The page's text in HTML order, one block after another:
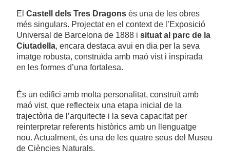
El Castell dels Tres Dragons és una de les obres
més singulars. Projectat en el context de l’Exposició
Universal de Barcelona de 1888 i situat al parc de la
Ciutadella, encara destaca avui en dia per la seva
imatge robusta, construïda amb maó vist i inspirada
en les formes d’una fortalesa.
És un edifici amb molta personalitat, construït amb
maó vist, que reflecteix una etapa inicial de la
trajectòria de l’arquitecte i la seva capacitat per
reinterpretar referents històrics amb un llenguatge
nou. Actualment, és una de les quatre seus del Museu
de Ciències Naturals.